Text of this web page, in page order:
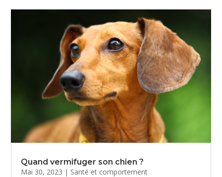
Quand vermifuger son chien ?
Mai 30, 2023 | Santé et comportement